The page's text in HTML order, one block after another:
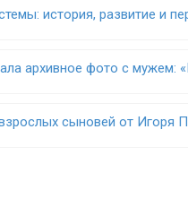
история, развитие и
архивное фото с мужем:
сыновей от Игоря